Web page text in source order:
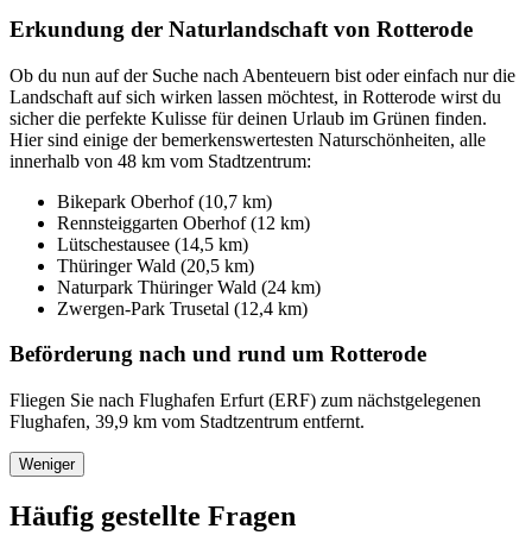
Erkundung der Naturlandschaft von Rotterode
Ob du nun auf der Suche nach Abenteuern bist oder einfach nur die
Landschaft auf sich wirken lassen möchtest, in Rotterode wirst du
sicher die perfekte Kulisse für deinen Urlaub im Grünen finden.
Hier sind einige der bemerkenswertesten Naturschönheiten, alle
innerhalb von 48 km vom Stadtzentrum:
Bikepark Oberhof (10,7 km)
Rennsteiggarten Oberhof (12 km)
Lütschestausee (14,5 km)
Thüringer Wald (20,5 km)
Naturpark Thüringer Wald (24 km)
Zwergen-Park Trusetal (12,4 km)
Beförderung nach und rund um Rotterode
Fliegen Sie nach Flughafen Erfurt (ERF) zum nächstgelegenen
Flughafen, 39,9 km vom Stadtzentrum entfernt.
Weniger
Häufig gestellte Fragen